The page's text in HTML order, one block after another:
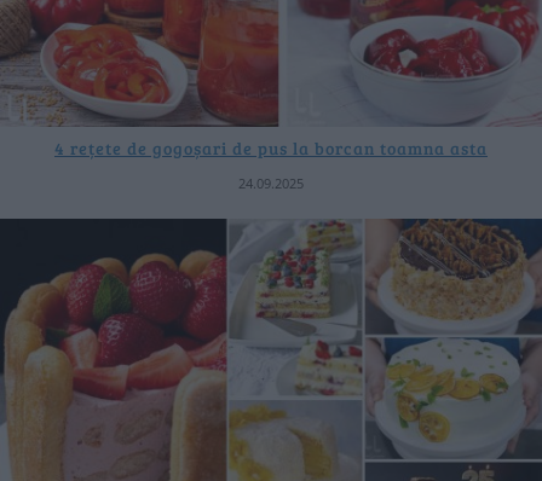
4 rețete de gogoșari de pus la borcan toamna asta
24.09.2025